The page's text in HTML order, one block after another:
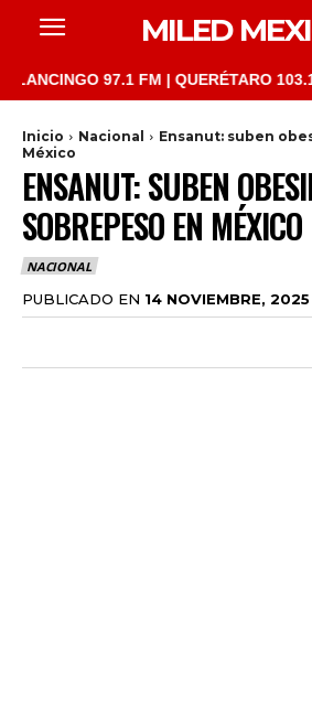
MILED
97.1 FM | QUERÉTARO 103.1
Inicio Nacional
Ensanut: suben
México
ENSANUT: SUBEN
SOBREPESO EN MÉXICO
NACIONAL
PUBLICADO EN 14 NOVIEMBRE, 2025